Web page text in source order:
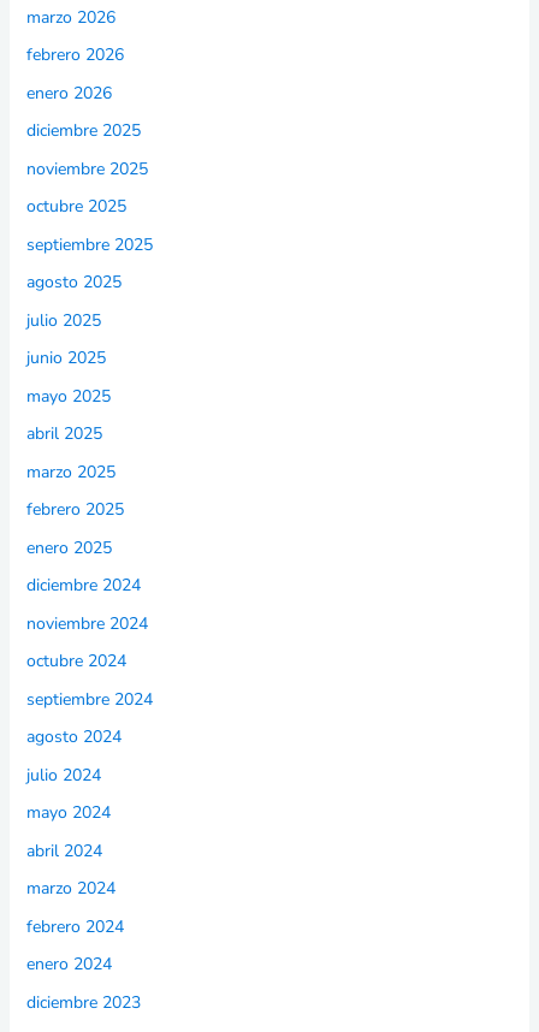
marzo 2026
febrero 2026
enero 2026
diciembre 2025
noviembre 2025
octubre 2025
septiembre 2025
agosto 2025
julio 2025
junio 2025
mayo 2025
abril 2025
marzo 2025
febrero 2025
enero 2025
diciembre 2024
noviembre 2024
octubre 2024
septiembre 2024
agosto 2024
julio 2024
mayo 2024
abril 2024
marzo 2024
febrero 2024
enero 2024
diciembre 2023